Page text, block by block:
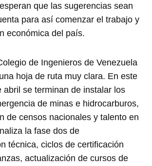
que las sugerencias sean
para así comenzar el trabajo y
económica del país.
de Ingenieros de Venezuela
hoja de ruta muy clara. En este
abril se terminan de instalar los
de minas e hidrocarburos,
de censos nacionales y talento en
la fase dos de
técnica, ciclos de certificación
actualización de cursos de